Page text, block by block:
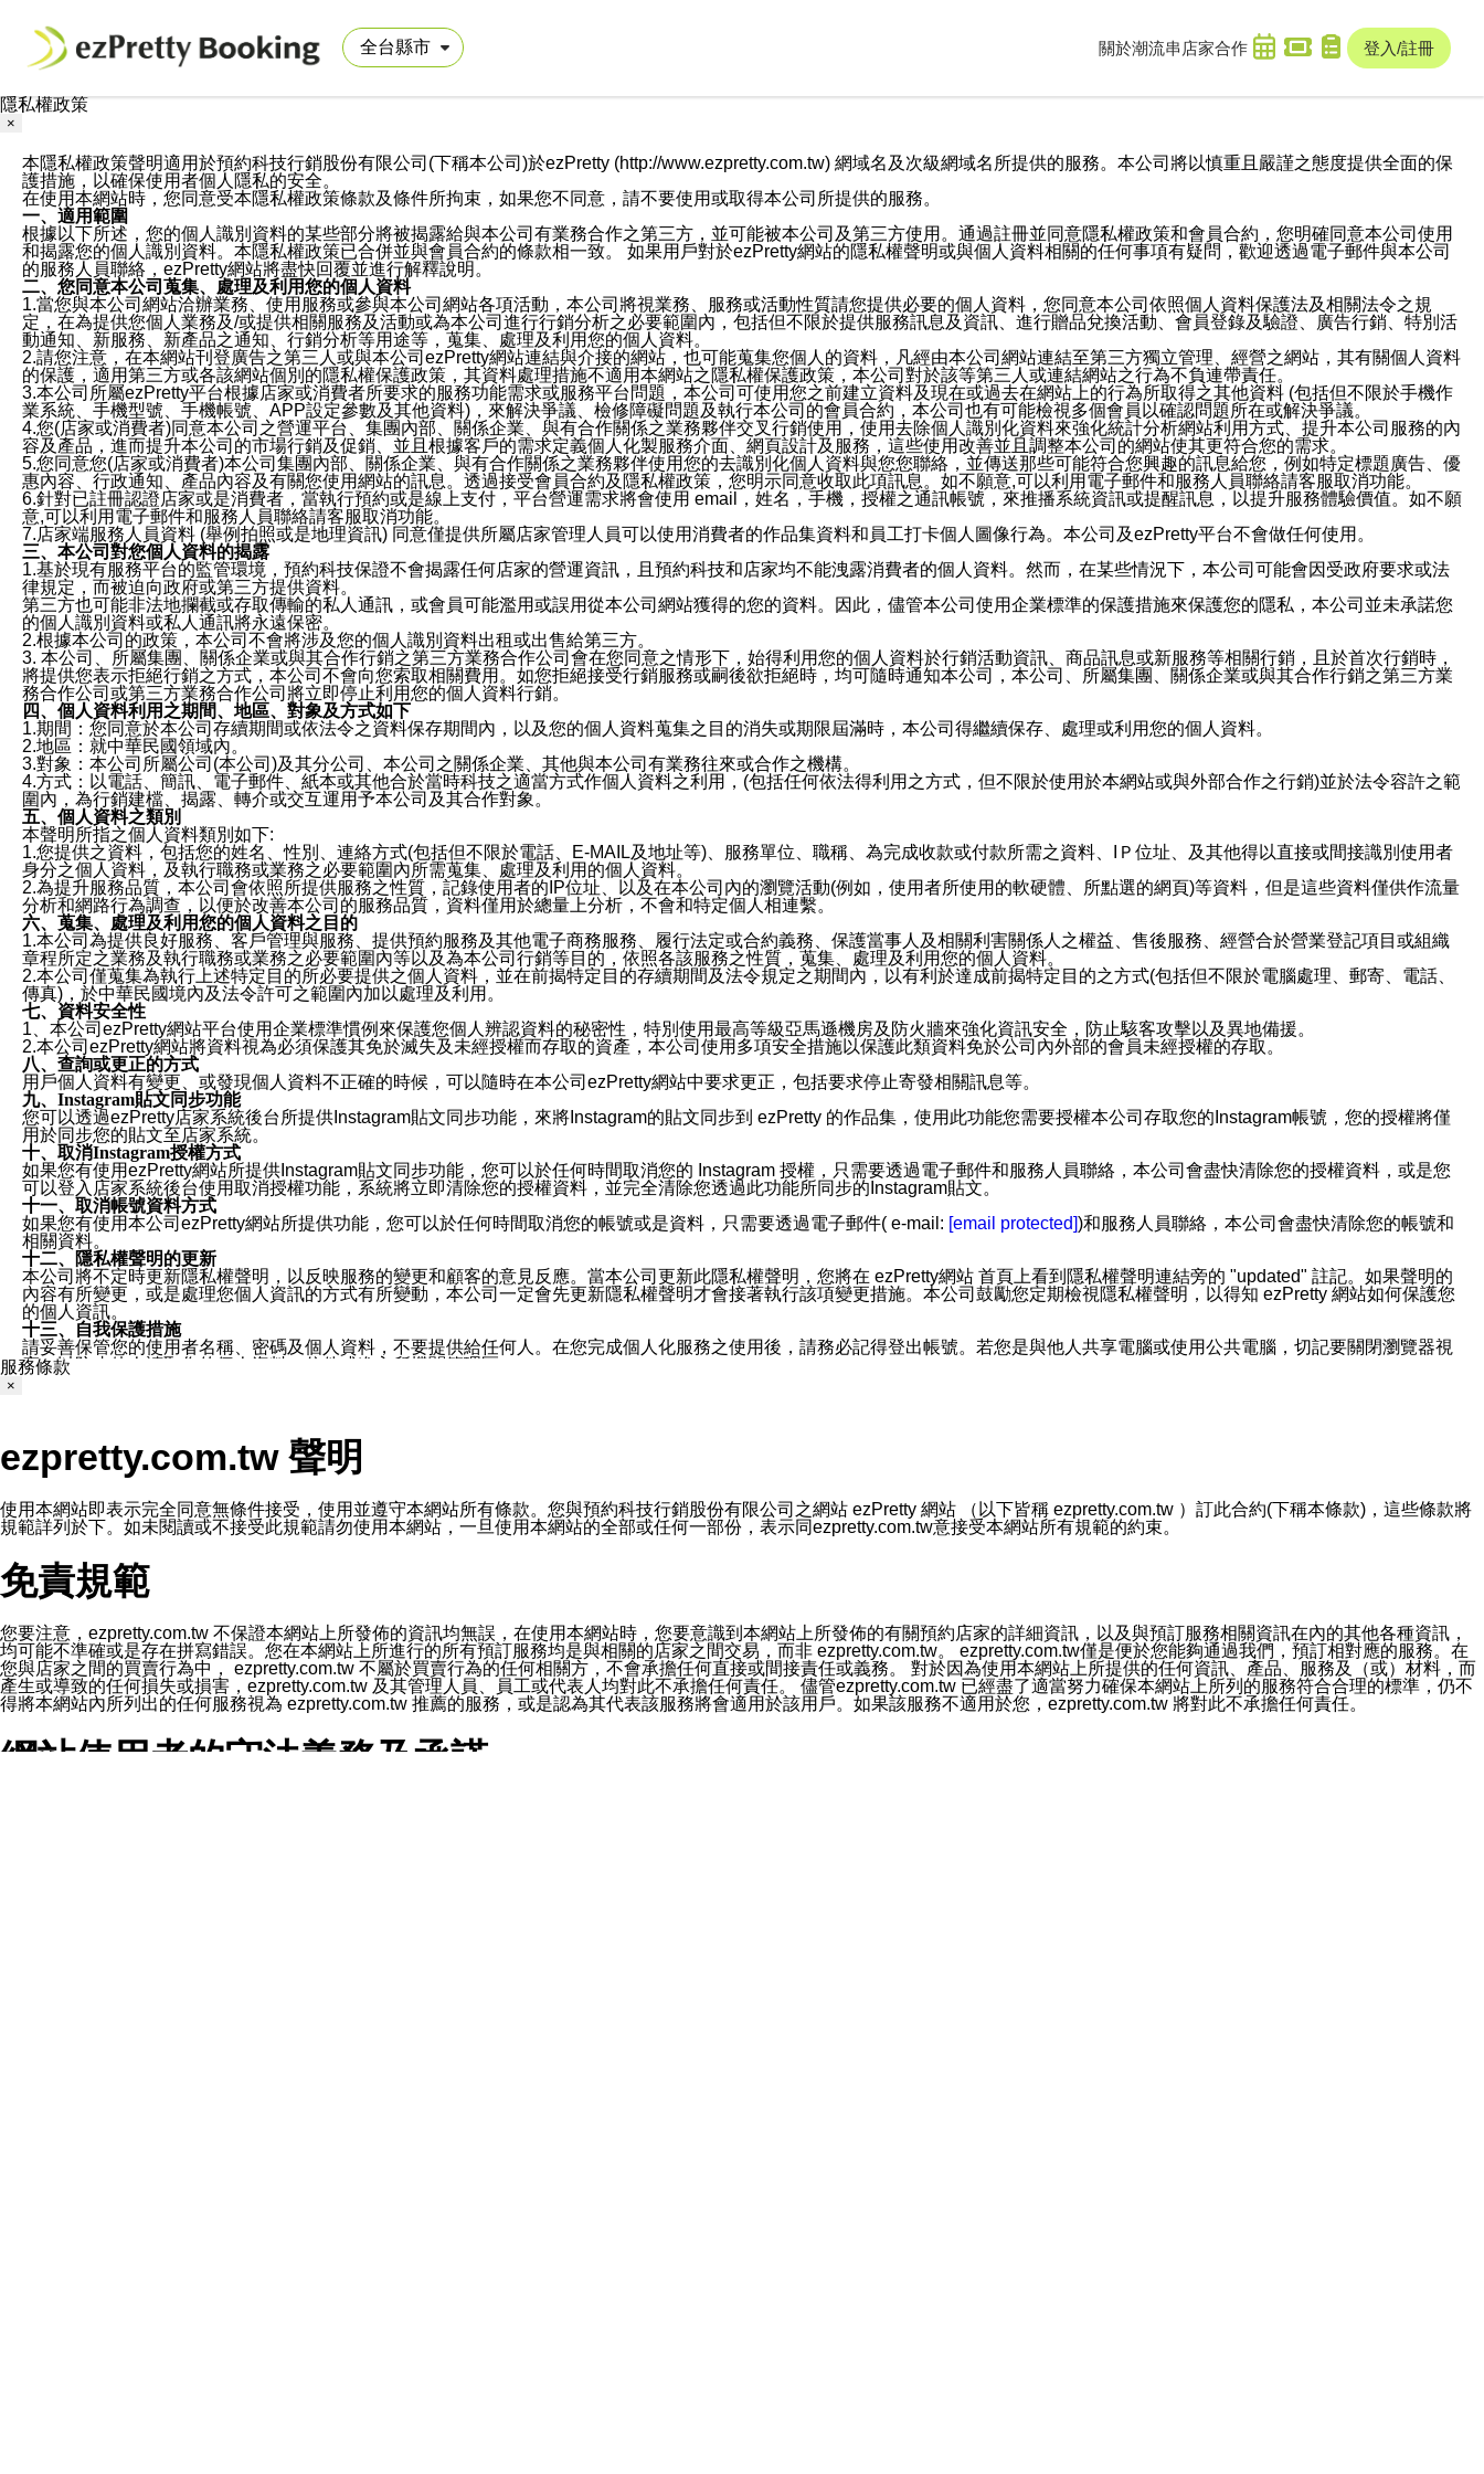
關於潮流串 店家合作 登入/註冊
隱私權政策
×
本隱私權政策聲明適用於預約科技行銷股份有限公司(下稱本公司)於ezPretty (http://www.ezpretty.com.tw) 網域名及次級網域名所提供的服務。本公司將以慎重且嚴謹之態度提供全面的保
護措施，以確保使用者個人隱私的安全。
在使用本網站時，您同意受本隱私權政策條款及條件所拘束，如果您不同意，請不要使用或取得本公司所提供的服務。
一、適用範圍
根據以下所述，您的個人識別資料的某些部分將被揭露給與本公司有業務合作之第三方，並可能被本公司及第三方使用。通過註冊並同意隱私權政策和會員合約，您明確同意本公司使用
和揭露您的個人識別資料。本隱私權政策已合併並與會員合約的條款相一致。 如果用戶對於ezPretty網站的隱私權聲明或與個人資料相關的任何事項有疑問，歡迎透過電子郵件與本公司
的服務人員聯絡，ezPretty網站將盡快回覆並進行解釋說明。
二、您同意本公司蒐集、處理及利用您的個人資料
1.當您與本公司網站洽辦業務、使用服務或參與本公司網站各項活動，本公司將視業務、服務或活動性質請您提供必要的個人資料，您同意本公司依照個人資料保護法及相關法令之規
定，在為提供您個人業務及/或提供相關服務及活動或為本公司進行行銷分析之必要範圍內，包括但不限於提供服務訊息及資訊、進行贈品兌換活動、會員登錄及驗證、廣告行銷、特別活
動通知、新服務、新產品之通知、行銷分析等用途等，蒐集、處理及利用您的個人資料。
2.請您注意，在本網站刊登廣告之第三人或與本公司ezPretty網站連結與介接的網站，也可能蒐集您個人的資料，凡經由本公司網站連結至第三方獨立管理、經營之網站，其有關個人資料
的保護，適用第三方或各該網站個別的隱私權保護政策，其資料處理措施不適用本網站之隱私權保護政策，本公司對於該等第三人或連結網站之行為不負連帶責任。
3.本公司所屬ezPretty平台根據店家或消費者所要求的服務功能需求或服務平台問題，本公司可使用您之前建立資料及現在或過去在網站上的行為所取得之其他資料 (包括但不限於手機作
業系統、手機型號、手機帳號、APP設定參數及其他資料)，來解決爭議、檢修障礙問題及執行本公司的會員合約，本公司也有可能檢視多個會員以確認問題所在或解決爭議。
4.您(店家或消費者)同意本公司之營運平台、集團內部、關係企業、與有合作關係之業務夥伴交叉行銷使用，使用去除個人識別化資料來強化統計分析網站利用方式、提升本公司服務的內
容及產品，進而提升本公司的市場行銷及促銷、並且根據客戶的需求定義個人化製服務介面、網頁設計及服務，這些使用改善並且調整本公司的網站使其更符合您的需求。
5.您同意您(店家或消費者)本公司集團內部、關係企業、與有合作關係之業務夥伴使用您的去識別化個人資料與您您聯絡，並傳送那些可能符合您興趣的訊息給您，例如特定標題廣告、優
惠內容、行政通知、產品內容及有關您使用網站的訊息。透過接受會員合約及隱私權政策，您明示同意收取此項訊息。如不願意,可以利用電子郵件和服務人員聯絡請客服取消功能。
6.針對已註冊認證店家或是消費者，當執行預約或是線上支付，平台營運需求將會使用 email，姓名，手機，授權之通訊帳號，來推播系統資訊或提醒訊息，以提升服務體驗價值。如不願
意,可以利用電子郵件和服務人員聯絡請客服取消功能。
7.店家端服務人員資料 (舉例拍照或是地理資訊) 同意僅提供所屬店家管理人員可以使用消費者的作品集資料和員工打卡個人圖像行為。本公司及ezPretty平台不會做任何使用。
三、本公司對您個人資料的揭露
1.基於現有服務平台的監管環境，預約科技保證不會揭露任何店家的營運資訊，且預約科技和店家均不能洩露消費者的個人資料。然而，在某些情況下，本公司可能會因受政府要求或法
律規定，而被迫向政府或第三方提供資料。
第三方也可能非法地攔截或存取傳輸的私人通訊，或會員可能濫用或誤用從本公司網站獲得的您的資料。因此，儘管本公司使用企業標準的保護措施來保護您的隱私，本公司並未承諾您
的個人識別資料或私人通訊將永遠保密。
2.根據本公司的政策，本公司不會將涉及您的個人識別資料出租或出售給第三方。
3. 本公司、所屬集團、關係企業或與其合作行銷之第三方業務合作公司會在您同意之情形下，始得利用您的個人資料於行銷活動資訊、商品訊息或新服務等相關行銷，且於首次行銷時，
將提供您表示拒絕行銷之方式，本公司不會向您索取相關費用。如您拒絕接受行銷服務或嗣後欲拒絕時，均可隨時通知本公司，本公司、所屬集團、關係企業或與其合作行銷之第三方業
務合作公司或第三方業務合作公司將立即停止利用您的個人資料行銷。
四、個人資料利用之期間、地區、對象及方式如下
1.期間：您同意於本公司存續期間或依法令之資料保存期間內，以及您的個人資料蒐集之目的消失或期限屆滿時，本公司得繼續保存、處理或利用您的個人資料。
2.地區：就中華民國領域內。
3.對象：本公司所屬公司(本公司)及其分公司、本公司之關係企業、其他與本公司有業務往來或合作之機構。
4.方式：以電話、簡訊、電子郵件、紙本或其他合於當時科技之適當方式作個人資料之利用，(包括任何依法得利用之方式，但不限於使用於本網站或與外部合作之行銷)並於法令容許之範
圍內，為行銷建檔、揭露、轉介或交互運用予本公司及其合作對象。
五、個人資料之類別
本聲明所指之個人資料類別如下:
1.您提供之資料，包括您的姓名、性別、連絡方式(包括但不限於電話、E-MAIL及地址等)、服務單位、職稱、為完成收款或付款所需之資料、IＰ位址、及其他得以直接或間接識別使用者
身分之個人資料，及執行職務或業務之必要範圍內所需蒐集、處理及利用的個人資料。
2.為提升服務品質，本公司會依照所提供服務之性質，記錄使用者的IP位址、以及在本公司內的瀏覽活動(例如，使用者所使用的軟硬體、所點選的網頁)等資料，但是這些資料僅供作流量
分析和網路行為調查，以便於改善本公司的服務品質，資料僅用於總量上分析，不會和特定個人相連繫。
六、蒐集、處理及利用您的個人資料之目的
1.本公司為提供良好服務、客戶管理與服務、提供預約服務及其他電子商務服務、履行法定或合約義務、保護當事人及相關利害關係人之權益、售後服務、經營合於營業登記項目或組織
章程所定之業務及執行職務或業務之必要範圍內等以及為本公司行銷等目的，依照各該服務之性質，蒐集、處理及利用您的個人資料。
2.本公司僅蒐集為執行上述特定目的所必要提供之個人資料，並在前揭特定目的存續期間及法令規定之期間內，以有利於達成前揭特定目的之方式(包括但不限於電腦處理、郵寄、電話、
傳真)，於中華民國境內及法令許可之範圍內加以處理及利用。
七、資料安全性
1、本公司ezPretty網站平台使用企業標準慣例來保護您個人辨認資料的秘密性，特別使用最高等級亞馬遜機房及防火牆來強化資訊安全，防止駭客攻擊以及異地備援。
2.本公司ezPretty網站將資料視為必須保護其免於滅失及未經授權而存取的資產，本公司使用多項安全措施以保護此類資料免於公司內外部的會員未經授權的存取。
八、查詢或更正的方式
用戶個人資料有變更、或發現個人資料不正確的時候，可以隨時在本公司ezPretty網站中要求更正，包括要求停止寄發相關訊息等。
九、Instagram貼文同步功能
您可以透過ezPretty店家系統後台所提供Instagram貼文同步功能，來將Instagram的貼文同步到 ezPretty 的作品集，使用此功能您需要授權本公司存取您的Instagram帳號，您的授權將僅
用於同步您的貼文至店家系統。
十、取消Instagram授權方式
如果您有使用ezPretty網站所提供Instagram貼文同步功能，您可以於任何時間取消您的 Instagram 授權，只需要透過電子郵件和服務人員聯絡，本公司會盡快清除您的授權資料，或是您
可以登入店家系統後台使用取消授權功能，系統將立即清除您的授權資料，並完全清除您透過此功能所同步的Instagram貼文。
十一、取消帳號資料方式
如果您有使用本公司ezPretty網站所提供功能，您可以於任何時間取消您的帳號或是資料，只需要透過電子郵件( e-mail: [email protected])和服務人員聯絡，本公司會盡快清除您的帳號和
相關資料。
十二、隱私權聲明的更新
本公司將不定時更新隱私權聲明，以反映服務的變更和顧客的意見反應。當本公司更新此隱私權聲明，您將在 ezPretty網站 首頁上看到隱私權聲明連結旁的 "updated" 註記。如果聲明的
內容有所變更，或是處理您個人資訊的方式有所變動，本公司一定會先更新隱私權聲明才會接著執行該項變更措施。本公司鼓勵您定期檢視隱私權聲明，以得知 ezPretty 網站如何保護您
的個人資訊。
十三、自我保護措施
請妥善保管您的使用者名稱、密碼及個人資料，不要提供給任何人。在您完成個人化服務之使用後，請務必記得登出帳號。若您是與他人共享電腦或使用公共電腦，切記要關閉瀏覽器視
窗，以防止他人讀取您的個人資料、信件或進入所機關管理區。
本公司/本服務將以通知型訊息傳送重要訊息給您。即使未加入本公司/本服務好友，您仍可接收到通知型訊息。
本公司/本服務傳送之通知型訊息以對您有效且重要的訊息為限，以廣告或其他目的的訊息皆不會被傳送。滿足以下三個條件者，將可收到通知型訊息。
2.該 LINE 帳號已在 LINE APP 設定中，同意接收通知型訊息。
3.LINE 帳號未封鎖傳送訊息之 LINE 官方帳號。
欲變更通知型訊息的設定，操作如下：
1.點選「主頁」＞「設定」
2.點選「隱私設定」
3.點選「提供使用資料」
5.開關「接收LINE通知型訊息」
❗️關閉「接收通知型訊息」後，將不會接收到來自任何企業官方帳號或認證官方帳號的通知型訊息。
服務條款
×
ezpretty.com.tw 聲明
使用本網站即表示完全同意無條件接受，使用並遵守本網站所有條款。您與預約科技行銷股份有限公司之網站 ezPretty 網站 （以下皆稱 ezpretty.com.tw ）訂此合約(下稱本條款)，這些條款將
規範詳列於下。如未閱讀或不接受此規範請勿使用本網站，一旦使用本網站的全部或任何一部份，表示同ezpretty.com.tw意接受本網站所有規範的約束。
免責規範
您要注意，ezpretty.com.tw 不保證本網站上所發佈的資訊均無誤，在使用本網站時，您要意識到本網站上所發佈的有關預約店家的詳細資訊，以及與預訂服務相關資訊在內的其他各種資訊，
均可能不準確或是存在拼寫錯誤。您在本網站上所進行的所有預訂服務均是與相關的店家之間交易，而非 ezpretty.com.tw。 ezpretty.com.tw僅是便於您能夠通過我們，預訂相對應的服務。在
您與店家之間的買賣行為中， ezpretty.com.tw 不屬於買賣行為的任何相關方，不會承擔任何直接或間接責任或義務。 對於因為使用本網站上所提供的任何資訊、產品、服務及（或）材料，而
產生或導致的任何損失或損害，ezpretty.com.tw 及其管理人員、員工或代表人均對此不承擔任何責任。 儘管ezpretty.com.tw 已經盡了適當努力確保本網站上所列的服務符合合理的標準，仍不
得將本網站內所列出的任何服務視為 ezpretty.com.tw 推薦的服務，或是認為其代表該服務將會適用於該用戶。如果該服務不適用於您，ezpretty.com.tw 將對此不承擔任何責任。
網站使用者的守法義務及承諾